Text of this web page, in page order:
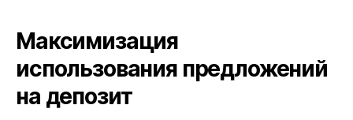
Максимизация
использования предложений
на депозит